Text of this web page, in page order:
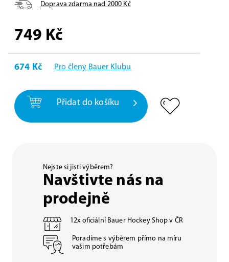
Doprava zdarma nad 2000 Kč
749 Kč
674 Kč Pro členy Bauer Klubu
Přidat do košíku
Nejste si jisti výběrem?
Navštivte nás na
prodejně
12x oficiální Bauer Hockey Shop v ČR
Poradíme s výběrem přímo na míru
vašim potřebám